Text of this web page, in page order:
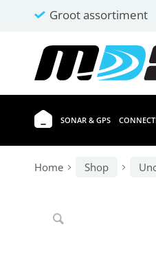
Groot assortiment
SONAR & GPS
Home Shop